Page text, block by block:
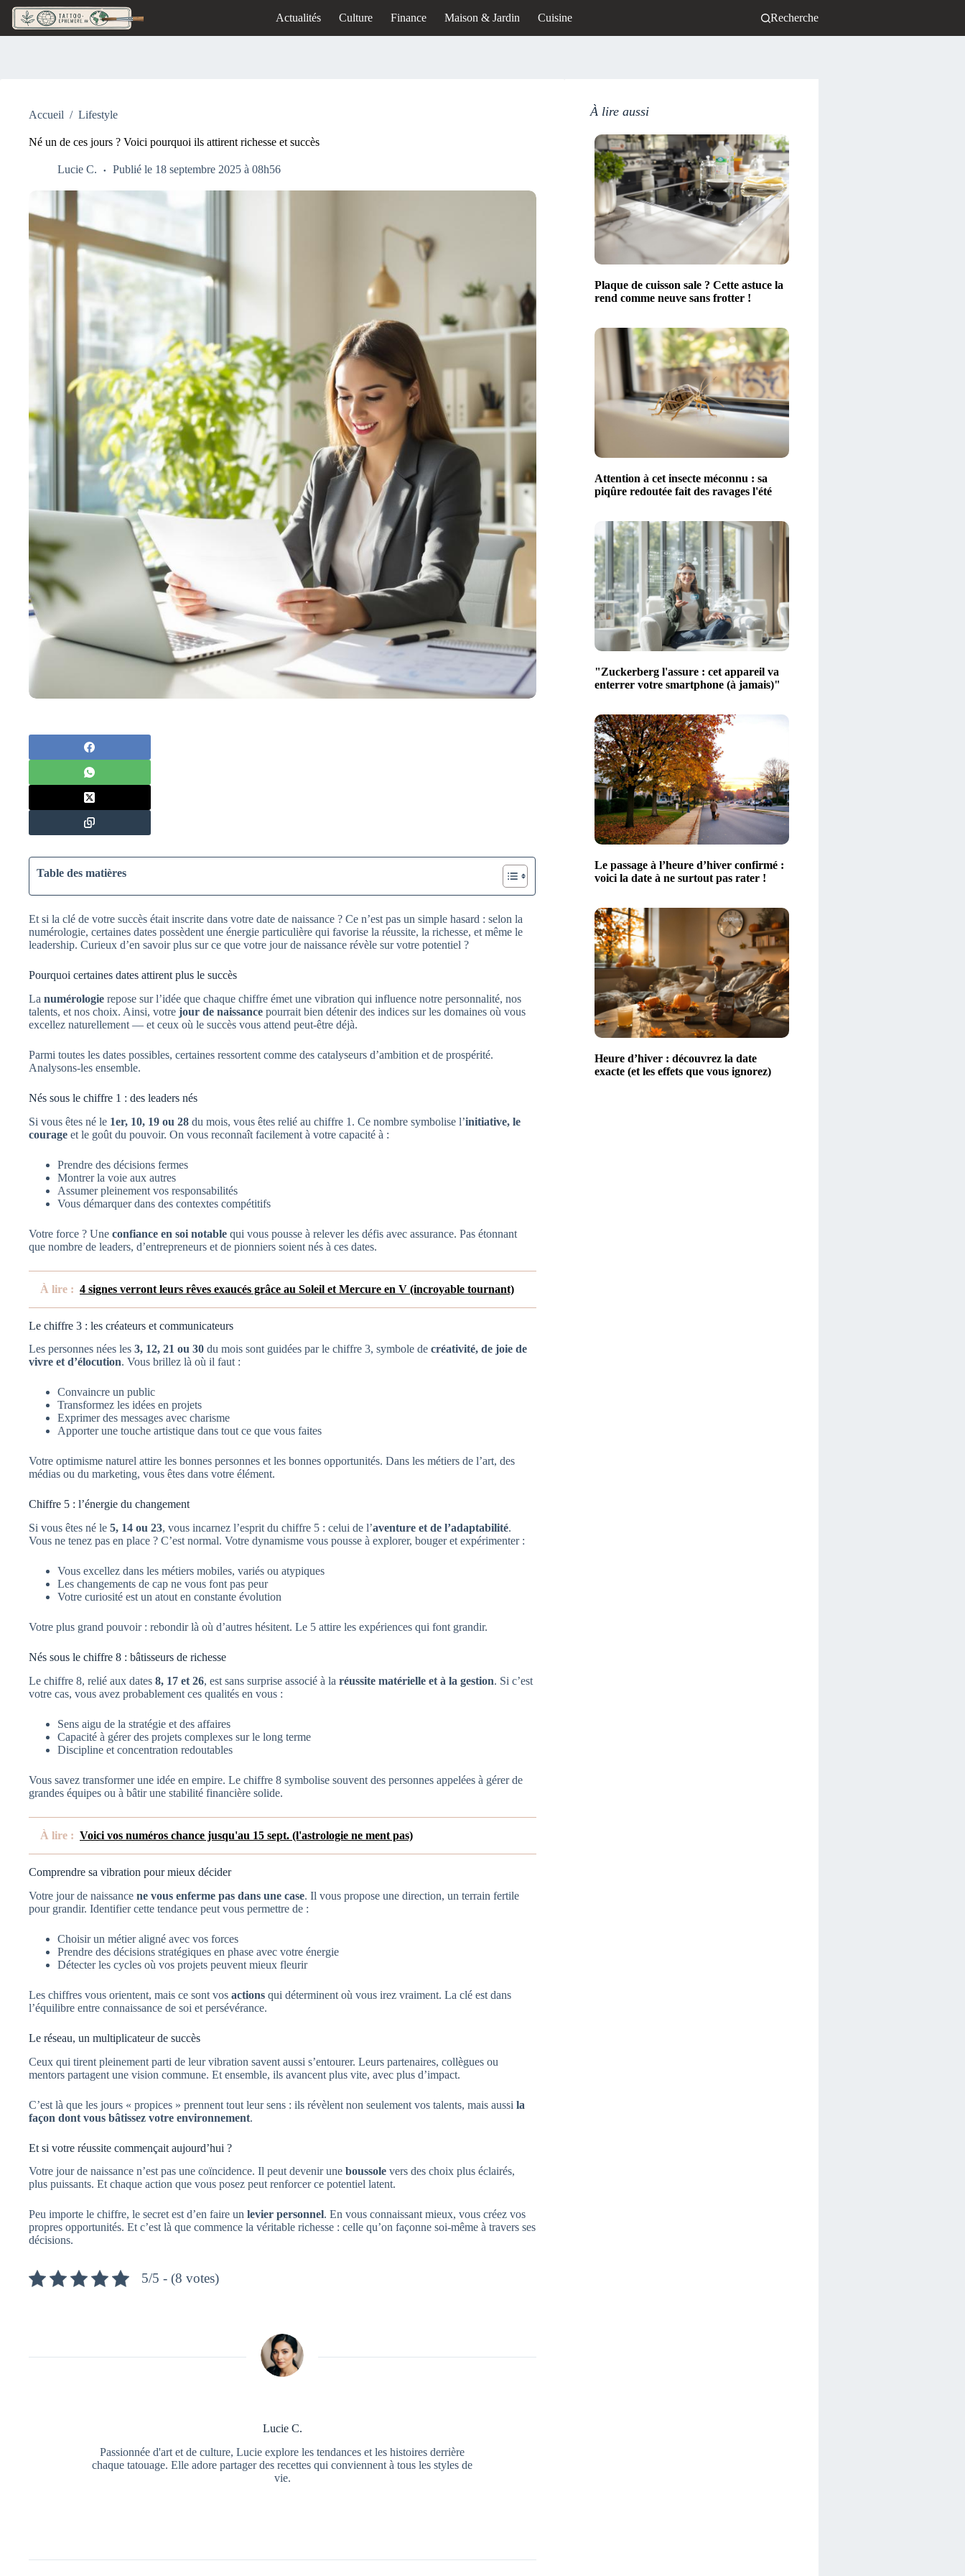
Passer
contenu
Actualités Culture Finance Maison & Jardin Cuisine Recherche
Accueil / Lifestyle
Né un de ces jours ? Voici pourquoi ils attirent richesse et succès
Lucie C. Publié le 18 septembre 2025 à 08h56
Table des matières
Et si la clé de votre succès était inscrite dans votre date de naissance ? Ce n’est pas un simple hasard : selon la
numérologie, certaines dates possèdent une énergie particulière qui favorise la réussite, la richesse, et même le
leadership. Curieux d’en savoir plus sur ce que votre jour de naissance révèle sur votre potentiel ?
Pourquoi certaines dates attirent plus le succès
La numérologie repose sur l’idée que chaque chiffre émet une vibration qui influence notre personnalité, nos
talents, et nos choix. Ainsi, votre jour de naissance pourrait bien détenir des indices sur les domaines où vous
excellez naturellement — et ceux où le succès vous attend peut-être déjà.
Parmi toutes les dates possibles, certaines ressortent comme des catalyseurs d’ambition et de prospérité.
Analysons-les ensemble.
Nés sous le chiffre 1 : des leaders nés
Si vous êtes né le 1er, 10, 19 ou 28 du mois, vous êtes relié au chiffre 1. Ce nombre symbolise l’initiative, le
courage et le goût du pouvoir. On vous reconnaît facilement à votre capacité à :
Prendre des décisions fermes
Montrer la voie aux autres
Assumer pleinement vos responsabilités
Vous démarquer dans des contextes compétitifs
Votre force ? Une confiance en soi notable qui vous pousse à relever les défis avec assurance. Pas étonnant
que nombre de leaders, d’entrepreneurs et de pionniers soient nés à ces dates.
À lire : 4 signes verront leurs rêves exaucés grâce au Soleil et Mercure en V (incroyable tournant)
Le chiffre 3 : les créateurs et communicateurs
Les personnes nées les 3, 12, 21 ou 30 du mois sont guidées par le chiffre 3, symbole de créativité, de joie de
vivre et d’élocution. Vous brillez là où il faut :
Convaincre un public
Transformez les idées en projets
Exprimer des messages avec charisme
Apporter une touche artistique dans tout ce que vous faites
Votre optimisme naturel attire les bonnes personnes et les bonnes opportunités. Dans les métiers de l’art, des
médias ou du marketing, vous êtes dans votre élément.
Chiffre 5 : l’énergie du changement
Si vous êtes né le 5, 14 ou 23, vous incarnez l’esprit du chiffre 5 : celui de l’aventure et de l’adaptabilité.
Vous ne tenez pas en place ? C’est normal. Votre dynamisme vous pousse à explorer, bouger et expérimenter :
Vous excellez dans les métiers mobiles, variés ou atypiques
Les changements de cap ne vous font pas peur
Votre curiosité est un atout en constante évolution
Votre plus grand pouvoir : rebondir là où d’autres hésitent. Le 5 attire les expériences qui font grandir.
Nés sous le chiffre 8 : bâtisseurs de richesse
Le chiffre 8, relié aux dates 8, 17 et 26, est sans surprise associé à la réussite matérielle et à la gestion. Si c’est
votre cas, vous avez probablement ces qualités en vous :
Sens aigu de la stratégie et des affaires
Capacité à gérer des projets complexes sur le long terme
Discipline et concentration redoutables
Vous savez transformer une idée en empire. Le chiffre 8 symbolise souvent des personnes appelées à gérer de
grandes équipes ou à bâtir une stabilité financière solide.
À lire : Voici vos numéros chance jusqu'au 15 sept. (l'astrologie ne ment pas)
Comprendre sa vibration pour mieux décider
Votre jour de naissance ne vous enferme pas dans une case. Il vous propose une direction, un terrain fertile
pour grandir. Identifier cette tendance peut vous permettre de :
Choisir un métier aligné avec vos forces
Prendre des décisions stratégiques en phase avec votre énergie
Détecter les cycles où vos projets peuvent mieux fleurir
Les chiffres vous orientent, mais ce sont vos actions qui déterminent où vous irez vraiment. La clé est dans
l’équilibre entre connaissance de soi et persévérance.
Le réseau, un multiplicateur de succès
Ceux qui tirent pleinement parti de leur vibration savent aussi s’entourer. Leurs partenaires, collègues ou
mentors partagent une vision commune. Et ensemble, ils avancent plus vite, avec plus d’impact.
C’est là que les jours « propices » prennent tout leur sens : ils révèlent non seulement vos talents, mais aussi la
façon dont vous bâtissez votre environnement.
Et si votre réussite commençait aujourd’hui ?
Votre jour de naissance n’est pas une coïncidence. Il peut devenir une boussole vers des choix plus éclairés,
plus puissants. Et chaque action que vous posez peut renforcer ce potentiel latent.
Peu importe le chiffre, le secret est d’en faire un levier personnel. En vous connaissant mieux, vous créez vos
propres opportunités. Et c’est là que commence la véritable richesse : celle qu’on façonne soi-même à travers ses
décisions.
5/5 - (8 votes)
Lucie C.
Passionnée d'art et de culture, Lucie explore les tendances et les histoires derrière
chaque tatouage. Elle adore partager des recettes qui conviennent à tous les styles de
vie.
À lire aussi
Plaque de cuisson sale ? Cette astuce la
rend comme neuve sans frotter !
Attention à cet insecte méconnu : sa
piqûre redoutée fait des ravages l'été
"Zuckerberg l'assure : cet appareil va
enterrer votre smartphone (à jamais)"
Le passage à l’heure d’hiver confirmé :
voici la date à ne surtout pas rater !
Heure d’hiver : découvrez la date
exacte (et les effets que vous ignorez)